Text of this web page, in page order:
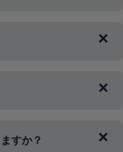
す。
ご連絡やキャンセル
わない場合は変更、
決済・おねだり決
すか？